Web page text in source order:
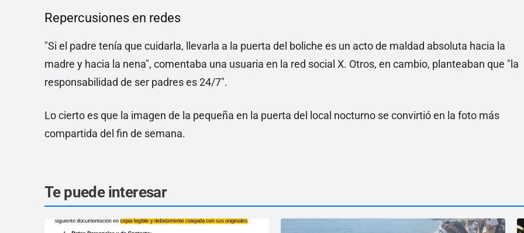
Repercusiones en redes
"Si el padre tenía que cuidarla, llevarla a la puerta del boliche es un acto de maldad absoluta hacia la
madre y hacia la nena", comentaba una usuaria en la red social X. Otros, en cambio, planteaban que "la
responsabilidad de ser padres es 24/7".
Lo cierto es que la imagen de la pequeña en la puerta del local nocturno se convirtió en la foto más
compartida del fin de semana.
Te puede interesar